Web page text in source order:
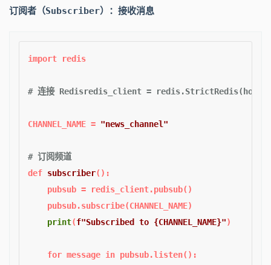
订阅者（Subscriber）：接收消息
import redis
# 连接 Redisredis_client =
CHANNEL_NAME = "news_channel"
# 订阅频道
def subscriber():
    pubsub = redis_client.pubsub()
    pubsub.subscribe(CHANNEL_NAME)
print(f"Subscribed to {CHANNEL_NAME}")
for message in pubsub.listen():